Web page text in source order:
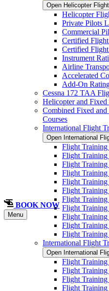
Open Helicopter
Helicopter
Private Pilots
Commercial
Certified
Certified
Instrument
Airline
Accelerated
Add-On
Cessna 172 TAA
Helicopter and
Combined Fixed
Courses
International Flight
Open International
Flight
Flight
Flight
Flight
Flight
Flight Training
Flight
Flight
Flight Training
Flight
Flight
International Flight
Open International
Flight
Flight
Flight
Flight
BOOK NOW
Menu